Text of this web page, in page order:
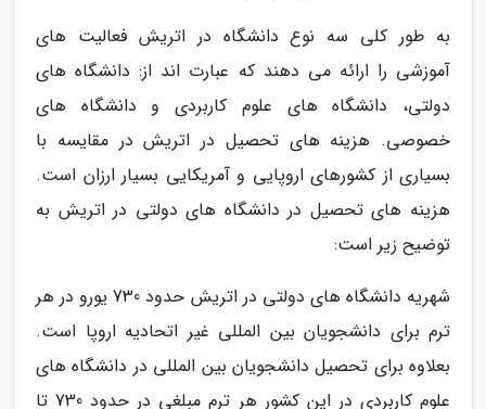
به طور کلی سه نوع دانشگاه در اتریش فعالیت های
آموزشی را ارائه می دهند که عبارت اند از: دانشگاه های
دولتی، دانشگاه های علوم کاربردی و دانشگاه های
خصوصی. هزینه های تحصیل در اتریش در مقایسه با
بسیاری از کشورهای اروپایی و آمریکایی بسیار ارزان است.
هزینه های تحصیل در دانشگاه های دولتی در اتریش به
توضیح زیر است:
شهریه دانشگاه های دولتی در اتریش حدود 730 یورو در هر
ترم برای دانشجویان بین المللی غیر اتحادیه اروپا است.
بعلاوه برای تحصیل دانشجویان بین المللی در دانشگاه های
علوم کاربردی در این کشور هر ترم مبلغی در حدود 730 تا